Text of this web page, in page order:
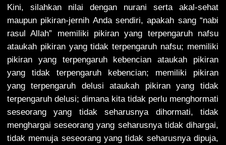
Kini, silahkan nilai dengan nurani serta akal-sehat
maupun pikiran-jernih Anda sendiri, apakah sang “nabi
rasul Allah” memiliki pikiran yang terpengaruh nafsu
ataukah pikiran yang tidak terpengaruh nafsu; memiliki
pikiran yang terpengaruh kebencian ataukah pikiran
yang tidak terpengaruh kebencian; memiliki pikiran
yang terpengaruh delusi ataukah pikiran yang tidak
terpengaruh delusi; dimana kita tidak perlu menghormati
seseorang yang tidak seharusnya dihormati, tidak
menghargai seseorang yang seharusnya tidak dihargai,
tidak memuja seseorang yang tidak seharusnya dipuja,